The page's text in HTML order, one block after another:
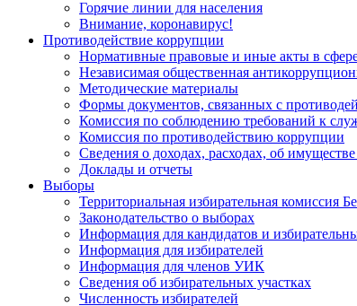
Горячие линии для населения
Внимание, коронавирус!
Противодействие коррупции
Нормативные правовые и иные акты в
Независимая общественная
Методические материалы
Формы документов, связанных с
Комиссия по соблюдению требований к
Комиссия по противодействию коррупции
Сведения о доходах, расходах, об
Доклады и отчеты
Выборы
Территориальная избирательная комиссия
Законодательство о выборах
Информация для кандидатов и
Информация для избирателей
Информация для членов УИК
Сведения об избирательных участках
Численность избирателей